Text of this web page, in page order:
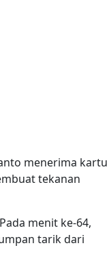
menerima kartu
tekanan
menit ke-64,
tarik dari